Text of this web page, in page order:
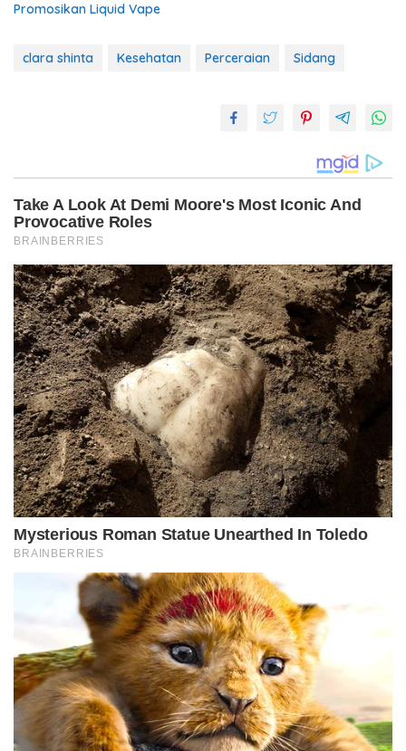
Promosikan Liquid Vape
clara shinta Kesehatan Perceraian Sidang